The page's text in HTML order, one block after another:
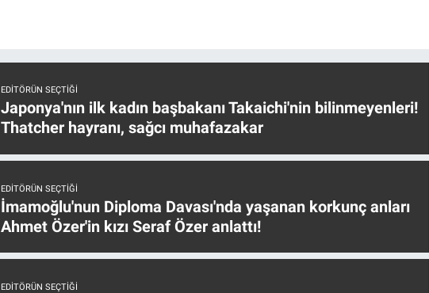
EDITÖRÜN SEÇTIĞI
Japonya'nın ilk kadın başbakanı Takaichi'nin bilinmeyenleri!
Thatcher hayranı, sağcı muhafazakar
EDITÖRÜN SEÇTIĞI
İmamoğlu'nun Diploma Davası'nda yaşanan korkunç anları
Ahmet Özer'in kızı Seraf Özer anlattı!
EDITÖRÜN SEÇTIĞI